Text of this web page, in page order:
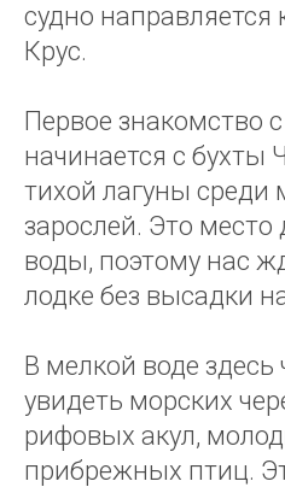
судно направляется
Крус.
Первое знакомство
начинается с бухты
тихой лагуны среди
зарослей. Это место
воды, поэтому нас
лодке без высадки
В мелкой воде
увидеть морских
рифовых акул,
прибрежных птиц.